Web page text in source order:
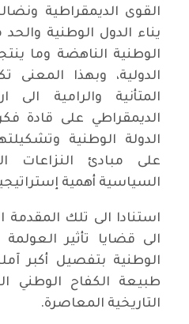
القوى الديمقراطية
يناء الدول الوطنية
الوطنية الناهضة وما
الدولية، وبهذا المعنى
المتأنية والرامية الى
الديمقراطي على قادة
الدولة الوطنية
على مبادئ النزاعات
السياسية أهمية
استنادا الى تلك
الى قضايا تأثير
الوطنية بتفصيل أكبر
طبيعة الكفاح الوطني
التاريخية المعاصرة.